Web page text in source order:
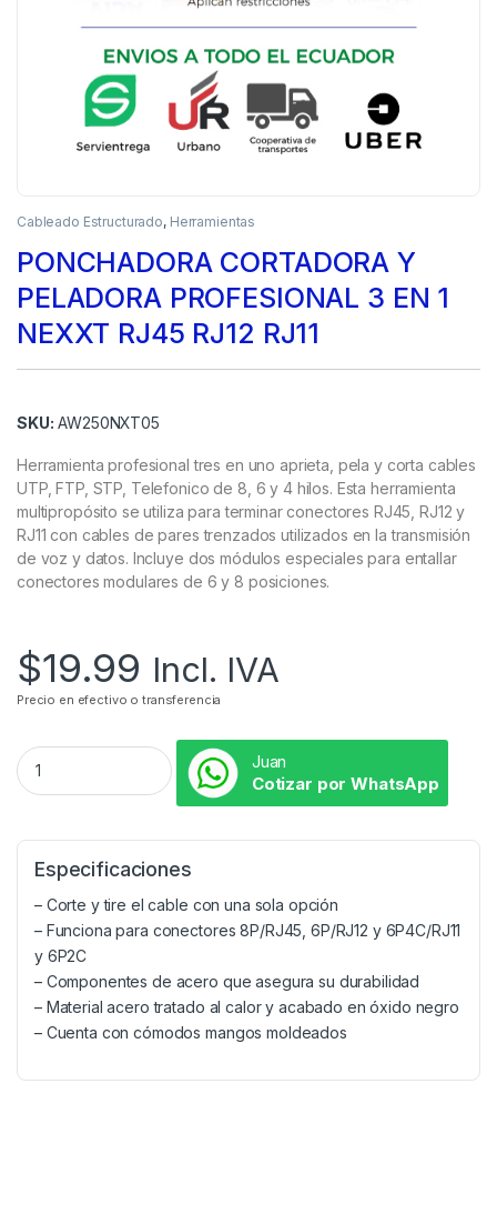
Cableado Estructurado, Herramientas
PONCHADORA CORTADORA Y
PELADORA PROFESIONAL 3 EN 1
NEXXT RJ45 RJ12 RJ11
SKU: AW250NXT05
Herramienta profesional tres en uno aprieta, pela y corta cables
UTP, FTP, STP, Telefonico de 8, 6 y 4 hilos. Esta herramienta
multipropósito se utiliza para terminar conectores RJ45, RJ12 y
RJ11 con cables de pares trenzados utilizados en la transmisión
de voz y datos. Incluye dos módulos especiales para entallar
conectores modulares de 6 y 8 posiciones.
$19.99 Incl. IVA
Precio en efectivo o transferencia
Juan
Cotizar por WhatsApp
Especificaciones
– Corte y tire el cable con una sola opción
– Funciona para conectores 8P/RJ45, 6P/RJ12 y 6P4C/RJ11
y 6P2C
– Componentes de acero que asegura su durabilidad
– Material acero tratado al calor y acabado en óxido negro
– Cuenta con cómodos mangos moldeados